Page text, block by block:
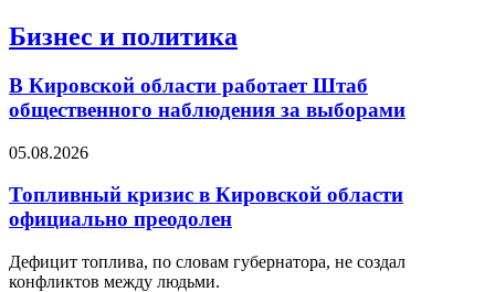
Бизнес и политика
В Кировской области работает Штаб
общественного наблюдения за выборами
05.08.2026
Топливный кризис в Кировской области
официально преодолен
Дефицит топлива, по словам губернатора, не создал
конфликтов между людьми.